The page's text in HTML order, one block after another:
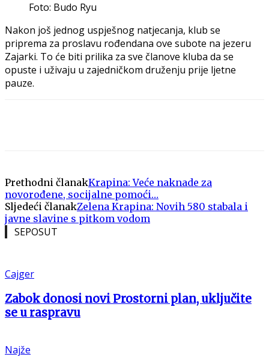
Foto: Budo Ryu
Nakon još jednog uspješnog natjecanja, klub se
priprema za proslavu rođendana ove subote na jezeru
Zajarki. To će biti prilika za sve članove kluba da se
opuste i uživaju u zajedničkom druženju prije ljetne
pauze.
Prethodni članakKrapina: Veće naknade za
novorođene, socijalne pomoći…
Sljedeći članakZelena Krapina: Novih 580 stabala i
javne slavine s pitkom vodom
SEPOSUT
Cajger
Zabok donosi novi Prostorni plan, uključite
se u raspravu
Najže